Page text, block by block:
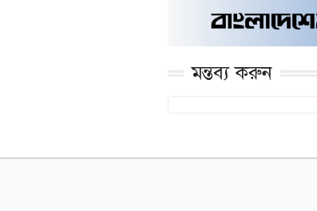
মন্তব্য করুন